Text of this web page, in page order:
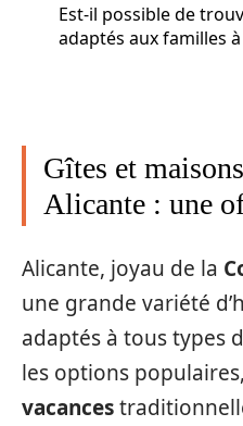
Est-il possible de
adaptés aux familles
Gîtes et
Alicante : une
Alicante, joyau de la
une grande variété
adaptés à tous types
les options populaires,
vacances